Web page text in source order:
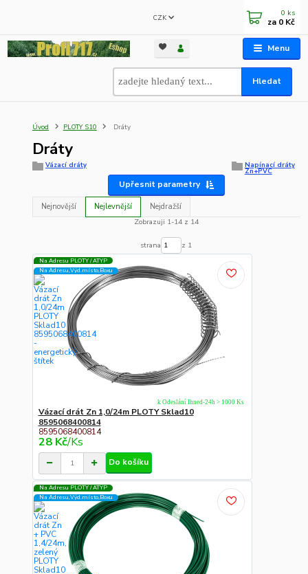
Menu
CZK
Hledat
0 ks
za 0 Kč
Úvod PLOTY S10 Dráty
Dráty
Vázací dráty Napínací dráty
Zn+PVC
Upřesnit parametry
Nejnovější Nejlevnější
Nejdražší
Zobrazuji 1-14 z 14
strana z 1
Na Adresu PLOTY / ATYP
Na Adresu,Výd.místo,Boxu
Vázací drát Zn 1,0/24m PLOTY Sklad10
8595068400814
8595068400814
28 Kč/Ks
k Odeslání Ihned-24h > 1000 Ks
Do košíku
Na Adresu PLOTY / ATYP
Na Adresu,Výd.místo,Boxu